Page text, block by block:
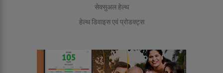
सेक्सुअल हेल्थ
हेल्थ डिवाइस एवं प्रोडक्ट्स